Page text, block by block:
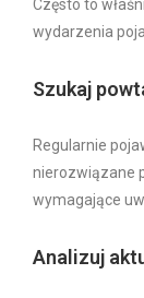
Często to
wydarzenia
Szukaj
Regularnie
nierozwiązane
wymagające
Analizuj